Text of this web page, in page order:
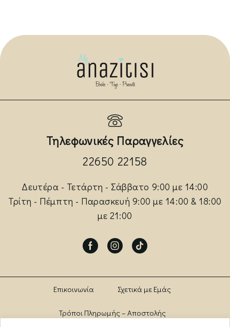
Τηλεφωνικές Παραγγελίες
22650 22158
Δευτέρα - Τετάρτη - Σάββατο 9:00 με 14:00
Τρίτη - Πέμπτη - Παρασκευή 9:00 με 14:00 & 18:00
με 21:00
FacebookInstagram
Tik-
Επικοινωνία Σχετικά με Εμάς
Τρόποι Πληρωμής – Αποστολής